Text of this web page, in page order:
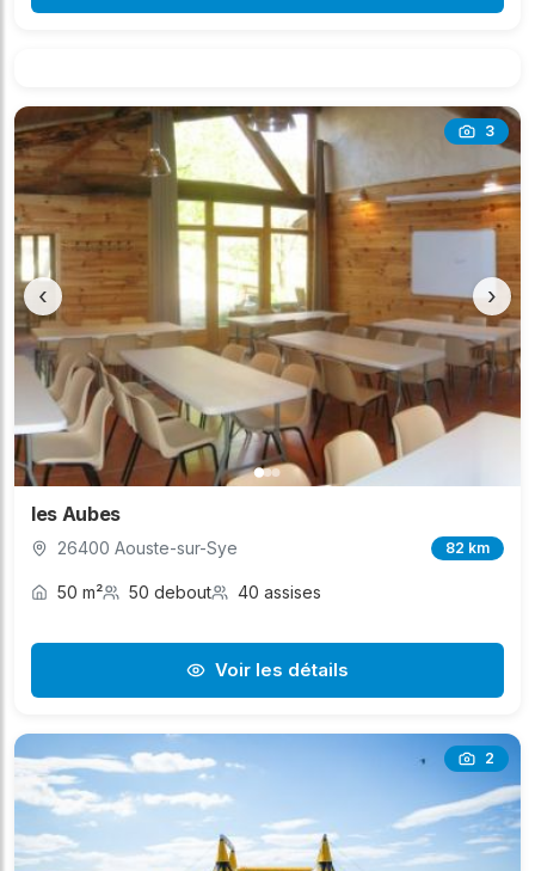
3
‹ ›
les Aubes
26400 Aouste-sur-Sye 82 km
50 m² 50 debout 40 assises
Voir les détails
2